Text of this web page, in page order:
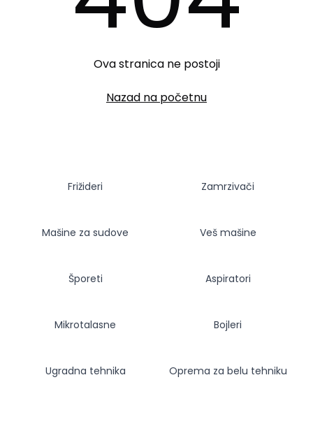
Ova stranica ne postoji
Nazad na početnu
Frižideri Zamrzivači
Mašine za sudove Veš mašine
Šporeti Aspiratori
Mikrotalasne Bojleri
Ugradna tehnika Oprema za belu tehniku